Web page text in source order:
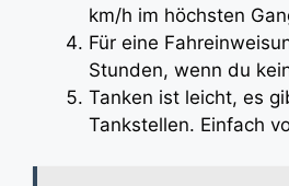
km/h im höchsten
Für eine
Stunden, wenn du
Tanken ist leicht, es
Tankstellen. Einfach